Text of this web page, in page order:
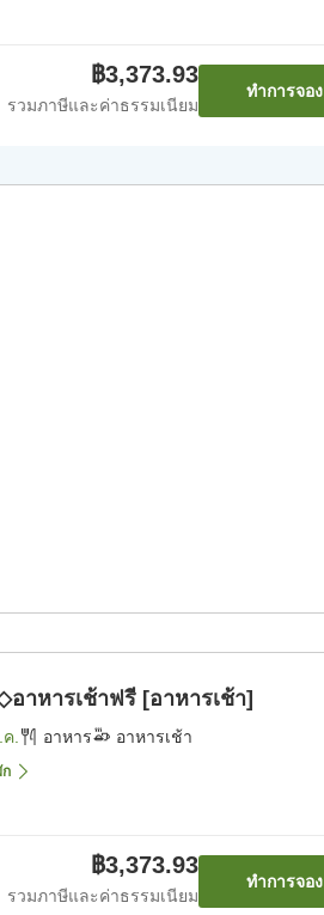
฿3,373.93
รวมภาษีและค่าธรรมเนียม
ทำการจอง
าหารเช้าฟรี [อาหารเช้า]
. อาหาร อาหารเช้า
ก
฿3,373.93
รวมภาษีและค่าธรรมเนียม
ทำการจอง